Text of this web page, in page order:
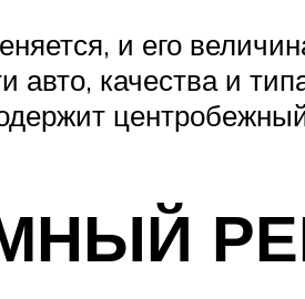
и его
авто, качества и